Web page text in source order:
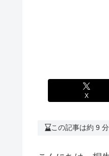
X
この記事は約 9